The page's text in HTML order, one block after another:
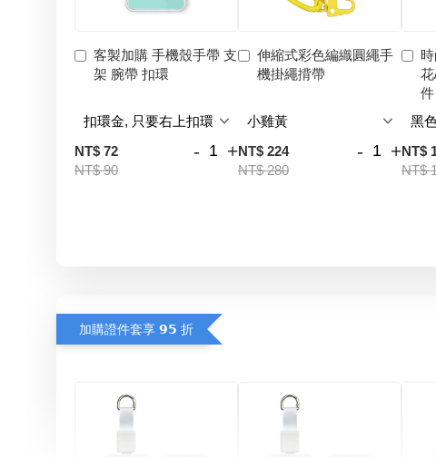
客製加購 手機殼手帶 支
架 腕帶 扣環
NT$ 72
NT$ 90
- +
伸縮式彩色編織圓繩手
機掛繩揹帶
NT$ 224
NT$ 280
- +
件
NT$
NT$
加購證件套享 𝟵𝟱 折